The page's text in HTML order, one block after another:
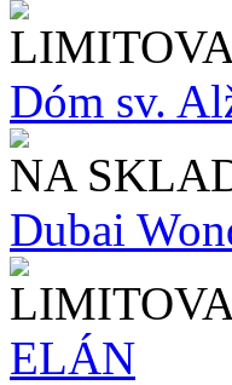
Dóm sv.
NA
Dubai
ELÁN